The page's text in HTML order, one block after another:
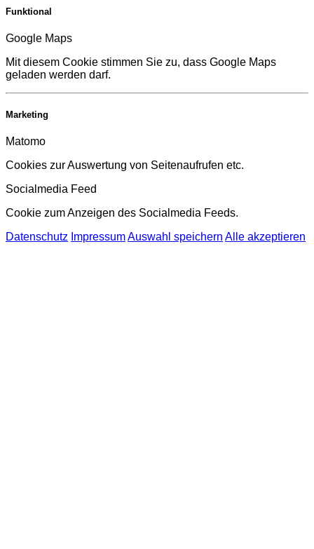
Funktional
Google Maps
Mit diesem Cookie stimmen Sie zu, dass Google Maps
geladen werden darf.
Marketing
Matomo
Cookies zur Auswertung von Seitenaufrufen etc.
Socialmedia Feed
Cookie zum Anzeigen des Socialmedia Feeds.
Datenschutz ImpressumAuswahl speichern Alle akzeptieren